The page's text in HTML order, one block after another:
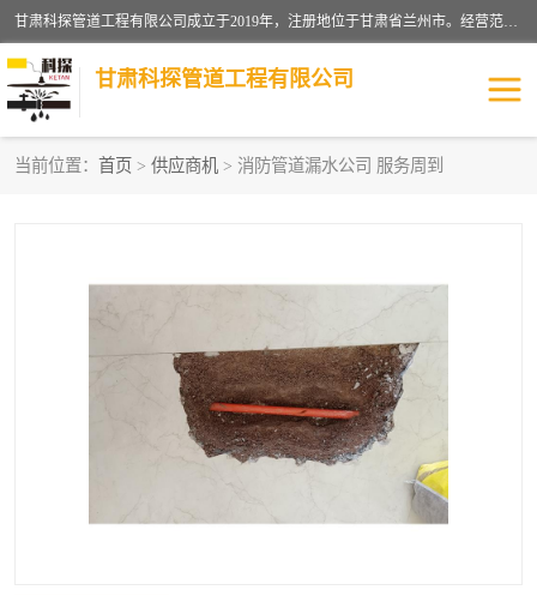
甘肃科探管道工程有限公司成立于2019年，注册地位于甘肃省兰州市。经营范围包括管道安装、清洗、疏通、维修、检测，防水工程，工程钻孔，化粪池清理，暖气安装，给排水管道安装维修，室内外管道如消防、供水、供热管道漏水检测定位，室内外防水堵漏等。
甘肃科探管道工程有限公司
当前位置： 首页 > 供应商机 > 消防管道漏水公司 服务周到
排水管道漏水
自来水管漏水 管道疏通